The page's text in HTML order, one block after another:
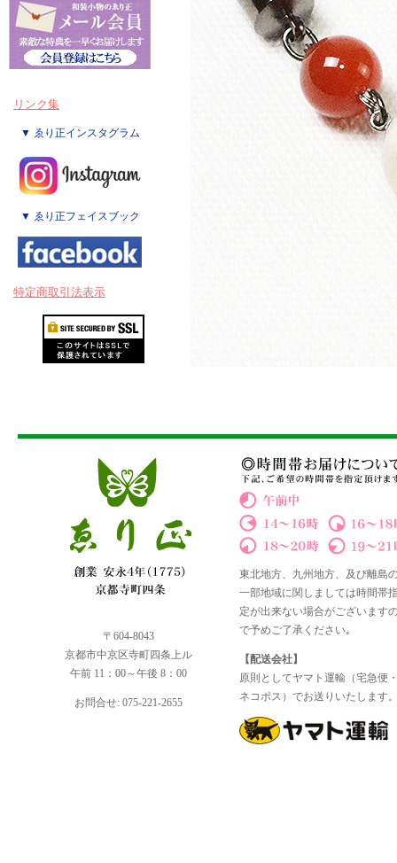
リンク集
▼ ゑり正インスタグラム
▼ ゑり正フェイスブック
特定商取引法表示
〒604-8043
京都市中京区寺町四条上ル
午前 11：00～午後 8：00
お問合せ: 075-221-2655
東北地方、九州地方、及び離島
一部地域に関しましては時間帯
定が出来ない場合がございます
で予めご了承ください｡
【配送会社】
原則としてヤマト運輸（宅急便
ネコポス）でお送りいたします